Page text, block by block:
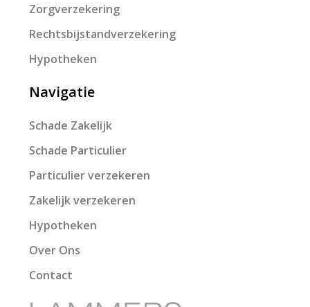
Zorgverzekering
Rechtsbijstandverzekering
Hypotheken
Navigatie
Schade Zakelijk
Schade Particulier
Particulier verzekeren
Zakelijk verzekeren
Hypotheken
Over Ons
Contact